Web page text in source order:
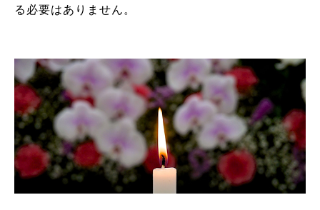
る必要はありません。